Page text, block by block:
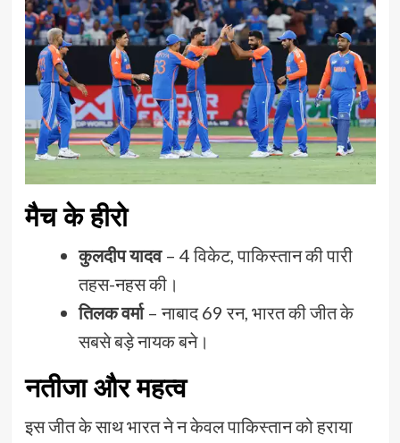
मैच के हीरो
कुलदीप यादव– 4 विकेट, पाकिस्तान की पारी
तहस-नहस की।
तिलक वर्मा– नाबाद 69 रन, भारत की जीत के
सबसे बड़े नायक बने।
नतीजा और महत्व
इस जीत के साथ भारत ने न केवल पाकिस्तान को हराया